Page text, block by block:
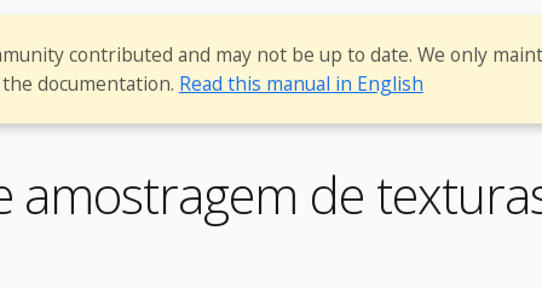
contributed and may not be up to date. We only
documentation. Read this manual in English
amostragem de